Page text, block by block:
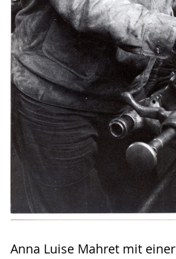
Anna Luise Mahret mit einer